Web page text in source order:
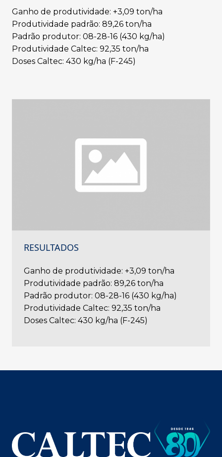
Ganho de produtividade: +3,09 ton/ha
Produtividade padrão: 89,26 ton/ha
Padrão produtor: 08-28-16 (430 kg/ha)
Produtividade Caltec: 92,35 ton/ha
Doses Caltec: 430 kg/ha (F-245)
RESULTADOS
Ganho de produtividade: +3,09 ton/ha
Produtividade padrão: 89,26 ton/ha
Padrão produtor: 08-28-16 (430 kg/ha)
Produtividade Caltec: 92,35 ton/ha
Doses Caltec: 430 kg/ha (F-245)